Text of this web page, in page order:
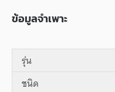
ข้อมูลจำเพาะ
รุ่น
ชนิด